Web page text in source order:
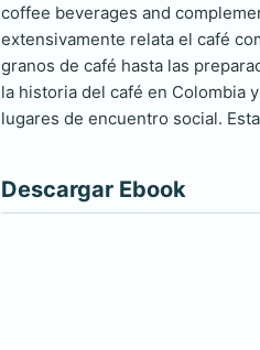
coffee beverages and
extensivamente relata el café
granos de café hasta las
la historia del café en Colombia
lugares de encuentro social.
Descargar Ebook